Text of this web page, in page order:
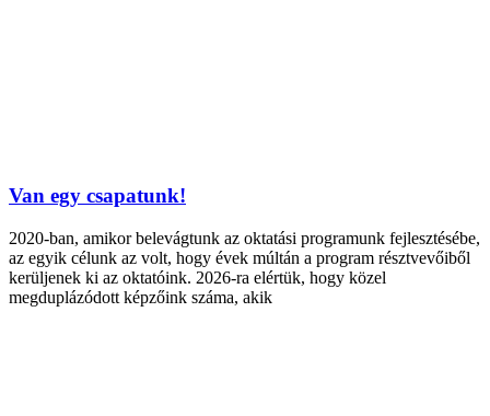
Van egy csapatunk!
2020-ban, amikor belevágtunk az oktatási programunk fejlesztésébe,
az egyik célunk az volt, hogy évek múltán a program résztvevőiből
kerüljenek ki az oktatóink. 2026-ra elértük, hogy közel
megduplázódott képzőink száma, akik